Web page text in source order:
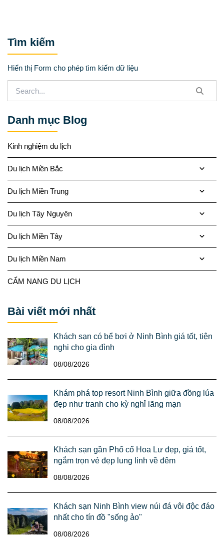
Tìm kiếm
Hiển thị Form cho phép tìm kiếm dữ liệu
Danh mục Blog
Kinh nghiệm du lịch
Du lịch Miền Bắc
Du lịch Miền Trung
Du lịch Tây Nguyên
Du lịch Miền Tây
Du lịch Miền Nam
CẨM NANG DU LỊCH
Bài viết mới nhất
Khách sạn có bể bơi ở Ninh Bình giá tốt, tiện
nghi cho gia đình
08/08/2026
Khám phá top resort Ninh Bình giữa đồng lúa
đẹp như tranh cho kỳ nghỉ lãng mạn
08/08/2026
Khách sạn gần Phố cổ Hoa Lư đẹp, giá tốt,
ngắm trọn vẻ đẹp lung linh về đêm
08/08/2026
Khách sạn Ninh Bình view núi đá vôi độc đáo
nhất cho tín đồ "sống ảo"
08/08/2026